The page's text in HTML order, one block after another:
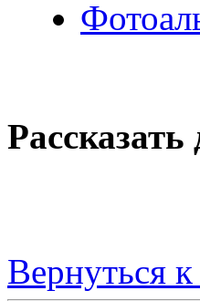
Рассказать
Вернуться